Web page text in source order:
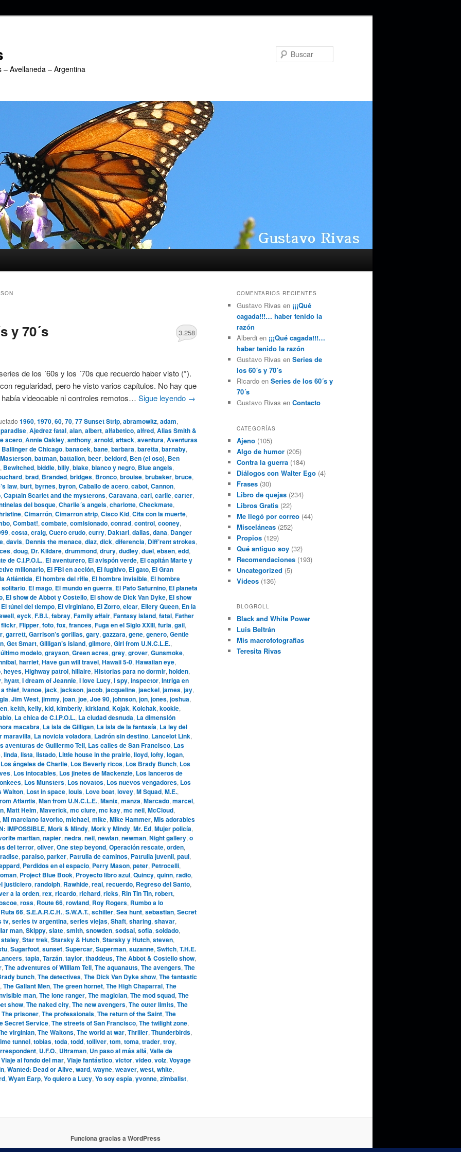
Avellaneda – Argentina
y 70´s 3.258
de los ´60s y los ´70s que recuerdo haber visto (*).
regularidad, pero he visto varios capítulos. No hay que
videocable ni controles remotos… Sigue leyendo →
1960, 1970, 60, 70, 77 Sunset Strip, abramowitz, adam,
, Ajedrez fatal, alan, albert, alfabetico, alfred, Alias Smith &
acero, Annie Oakley, anthony, arnold, attack, aventura, Aventuras
Ballinger de Chicago, banacek, bane, barbara, baretta, barnaby,
, batman, battalion, beer, beldord, Ben (el oso), Ben
, Bewitched, biddle, billy, blake, blanco y negro, Blue angels,
, brad, Branded, bridges, Bronco, brouise, brubaker, bruce,
law, burt, byrnes, byron, Caballo de acero, cabot, Cannon,
, Captain Scarlet and the mysterons, Caravana, carl, carlie, carter,
del bosque, Charlie´s angels, charlotte, Checkmate,
, Cimarrón, Cimarron strip, Cisco Kid, Cita con la muerte,
, Combat!, combate, comisionado, conrad, control, cooney,
, costa, craig, Cuero crudo, curry, Daktari, dallas, dana, Danger
, davis, Dennis the menace, diaz, dick, diferencia, Diff’rent strokes,
, doug, Dr. Kildare, drummond, drury, dudley, duel, ebsen, edd,
de C.I.P.O.L., El aventurero, El avispón verde, El capitán Marte y
millonario, El FBI en acción, El fugitivo, El gato, El Gran
Atlántida, El hombre del rifle, El hombre invisible, El hombre
solitario, El mago, El mundo en guerra, El Pato Saturnino, El planeta
, El show de Abbot y Costello, El show de Dick Van Dyke, El show
El túnel del tiempo, El virginiano, El Zorro, elcar, Ellery Queen, En la
, eyck, F.B.I., fabray, Family affair, Fantasy island, fatal, Father
flickr, Flipper, foto, fox, frances, Fuga en el Siglo XXIII, furia, gail,
, garrett, Garrison’s gorillas, gary, gazzara, gene, genero, Gentle
, Get Smart, Gilligan’s island, gilmore, Girl from U.N.C.L.E.,
modelo, grayson, Green acres, grey, grover, Gunsmoke,
, harriet, Have gun will travel, Hawaii 5-0, Hawaiian eye,
, heyes, Highway patrol, hillaire, Historias para no dormir, holden,
, hyatt, I dream of Jeannie, I love Lucy, I spy, inspector, Intriga en
thief, Ivanoe, jack, jackson, jacob, jacqueline, jaeckel, james, jay,
, Jim West, jimmy, joan, joe, Joe 90, johnson, jon, jones, joshua,
, keith, kelly, kid, kimberly, kirkland, Kojak, Kolchak, kookie,
, La chica de C.I.P.O.L., La ciudad desnuda, La dimensión
macabra, La isla de Gilligan, La isla de la fantasía, La ley del
maravilla, La novicia voladora, Ladrón sin destino, Lancelot Link,
aventuras de Guillermo Tell, Las calles de San Francisco, Las
, linda, lista, listado, Little house in the prairie, lloyd, lofty, logan,
Los ángeles de Charlie, Los Beverly ricos, Los Brady Bunch, Los
, Los intocables, Los jinetes de Mackenzie, Los lanceros de
, Los Munsters, Los novatos, Los nuevos vengadores, Los
Walton, Lost in space, louis, Love boat, lovey, M Squad, M.E.,
Atlantis, Man from U.N.C.L.E., Manix, manza, Marcado, marcel,
, Matt Helm, Maverick, mc clure, mc kay, mc neil, McCloud,
, Mi marciano favorito, michael, mike, Mike Hammer, Mis adorables
IMPOSSIBLE, Mork & Mindy, Mork y Mindy, Mr. Ed, Mujer policía,
martian, napier, nedra, neil, newlan, newman, Night gallery, o
del terror, oliver, One step beyond, Operación rescate, orden,
, paraiso, parker, Patrulla de caminos, Patrulla juvenil, paul,
, Perdidos en el espacio, Perry Mason, peter, Petrocelli,
, Project Blue Book, Proyecto libro azul, Quincy, quinn, radio,
justiciero, randolph, Rawhide, real, recuerdo, Regreso del Santo,
a la orden, rex, ricardo, richard, ricks, Rin Tin Tin, robert,
, ross, Route 66, rowland, Roy Rogers, Rumbo a lo
Ruta 66, S.E.A.R.C.H., S.W.A.T., schiller, Sea hunt, sebastian, Secret
tv, series tv argentina, series viejas, Shaft, sharing, shavar,
man, Skippy, slate, smith, snowden, sodsai, sofia, soldado,
staley, Star trek, Starsky & Hutch, Starsky y Hutch, steven,
, Sugarfoot, sunset, Supercar, Superman, suzanne, Switch, T.H.E.
, tapia, Tarzán, taylor, thaddeus, The Abbot & Costello show,
, The adventures of William Tell, The aquanauts, The avengers, The
bunch, The detectives, The Dick Van Dyke show, The fantastic
, The Gallant Men, The green hornet, The High Chaparral, The
man, The lone ranger, The magician, The mod squad, The
show, The naked city, The new avengers, The outer limits, The
The prisoner, The professionals, The return of the Saint, The
Secret Service, The streets of San Francisco, The twilight zone,
virginian, The Waltons, The world at war, Thriller, Thunderbirds,
tunnel, tobias, toda, todd, tolliver, tom, toma, trader, troy,
, U.F.O., Ultraman, Un paso al más allá, Valle de
Viaje al fondo del mar, Viaje fantástico, victor, video, volz, Voyage
, Wanted: Dead or Alive, ward, wayne, weaver, west, white,
, Wyatt Earp, Yo quiero a Lucy, Yo soy espía, yvonne, zimbalist,
COMENTARIOS RECIENTES
Gustavo Rivas en ¡¡¡Qué
cagada!!!… haber tenido la
razón
Alberdi en ¡¡¡Qué cagada!!!…
haber tenido la razón
Gustavo Rivas en Series de
los 60´s y 70´s
Ricardo en Series de los 60´s y
70´s
Gustavo Rivas en Contacto
CATEGORÍAS
Ajeno (105)
Algo de humor (205)
Contra la guerra (184)
Diálogos con Walter Ego (4)
Frases (30)
Libro de quejas (234)
Libros Gratis (22)
Me llegó por correo (44)
Misceláneas (252)
Propios (129)
Qué antiguo soy (32)
Recomendaciones (193)
Uncategorized (5)
Videos (136)
BLOGROLL
Black and White Power
Luis Beltrán
Mis macrofotografías
Teresita Rivas
Funciona gracias a WordPress